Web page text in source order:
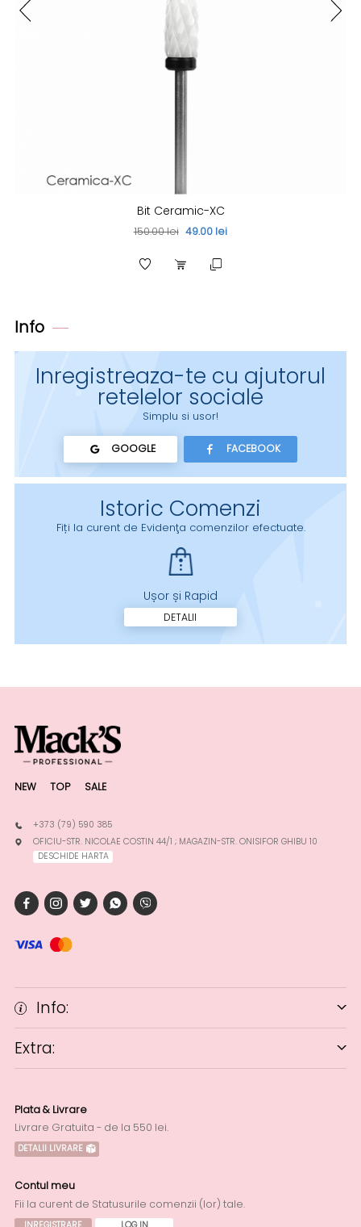
Bit Ceramic-XC
150.00 lei 49.00 lei
Info
Inregistreaza-te cu ajutorul
retelelor sociale
Simplu si usor!
GOOGLE FACEBOOK
Istoric Comenzi
Fiți la curent de Evidenţa comenzilor efectuate.
Ușor și Rapid
DETALII
NEW TOP SALE
+373 (79) 590 385
OFICIU-STR. NICOLAE COSTIN 44/1 ; MAGAZIN-STR. ONISIFOR GHIBU 10
DESCHIDE HARTA
Info:
Extra:
Plata & Livrare
Livrare Gratuita - de la 550 lei.
DETALII LIVRARE
Contul meu
Fii la curent de Statusurile comenzii (lor) tale.